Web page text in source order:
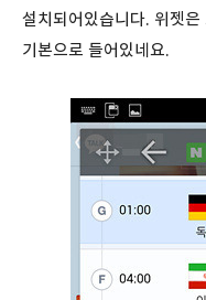
설치되어있습니다. 위젯
기본으로 들어있네요.